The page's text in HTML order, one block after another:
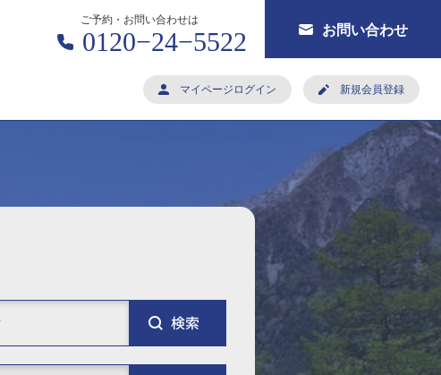
マイページログイン 新規会員登録
ご予約・お問い合わせは
0120−24−5522 お問い合わせ